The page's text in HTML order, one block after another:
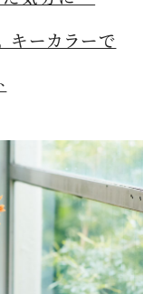
キーカラーで